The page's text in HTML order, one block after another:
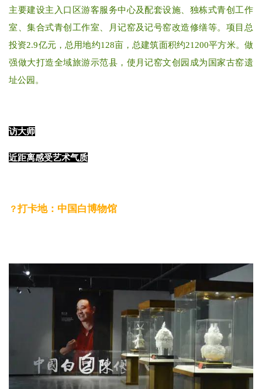
主要建设主入口区游客服务中心及配套设施、独栋式青创工作
室、集合式青创工作室、月记窑及记号窑改造修缮等。项目总
投资2.9亿元，总用地约128亩，总建筑面积约21200平方米。做
强做大打造全域旅游示范县，使月记窑文创园成为国家古窑遗
址公园。
访大师
近距离感受艺术气质
？打卡地：中国白博物馆